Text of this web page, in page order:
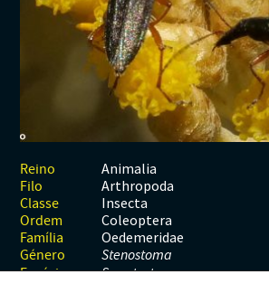
Reino
Animalia
Filo
Arthropoda
Classe
Insecta
Ordem
Coleoptera
Família
Oedemeridae
Género
Stenostoma
Espécie S. rostratum
Revista